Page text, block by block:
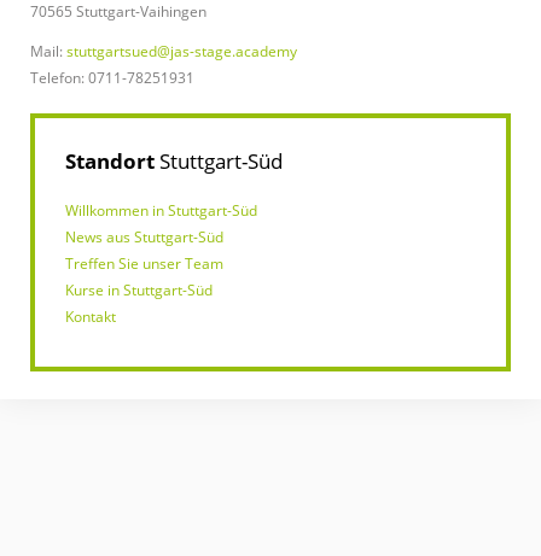
70565 Stuttgart-Vaihingen
Mail: stuttgartsued@jas-stage.academy
Telefon: 0711-78251931
StandortStuttgart-Süd
Willkommen in Stuttgart-Süd
News aus Stuttgart-Süd
Treffen Sie unser Team
Kurse in Stuttgart-Süd
Kontakt